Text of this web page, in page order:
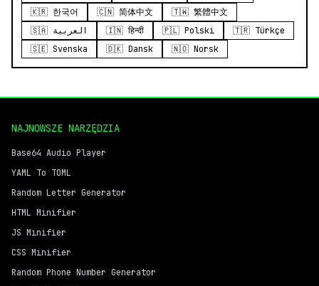
🇰🇷 한국어 🇨🇳 简体中文
🇹🇼 繁體中文
🇸🇦 العربية
🇮🇳 हिन्दी 🇵🇱 Polski
🇹🇷 Türkçe
🇸🇪 Svenska
🇩🇰 Dansk 🇳🇴 Norsk
NAJNOWSZE NARZĘDZIA
Base64 Audio Player
YAML To TOML
Random Letter Generator
HTML Minifier
JS Minifier
CSS Minifier
Random Phone Number Generator